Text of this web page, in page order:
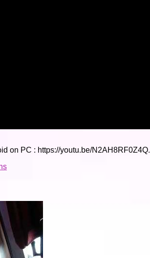
on PC : https://youtu.be/N2AH8RF0Z4Q.